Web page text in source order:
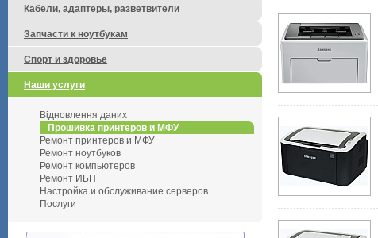
Кабели, адаптеры, разветвители
Запчасти к ноутбукам
Спорт и здоровье
Наши услуги
Відновлення даних
Прошивка принтеров и МФУ
Ремонт принтеров и МФУ
Ремонт ноутбуков
Ремонт компьютеров
Ремонт ИБП
Настройка и обслуживание серверов
Послуги